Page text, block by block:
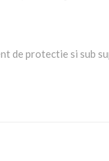
de protectie si sub